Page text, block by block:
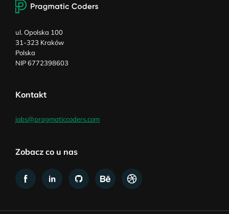
ul. Opolska 100
31-323 Kraków
Polska
NIP 6772398603
Kontakt
jobs@pragmaticcoders.com
Zobacz co u nas